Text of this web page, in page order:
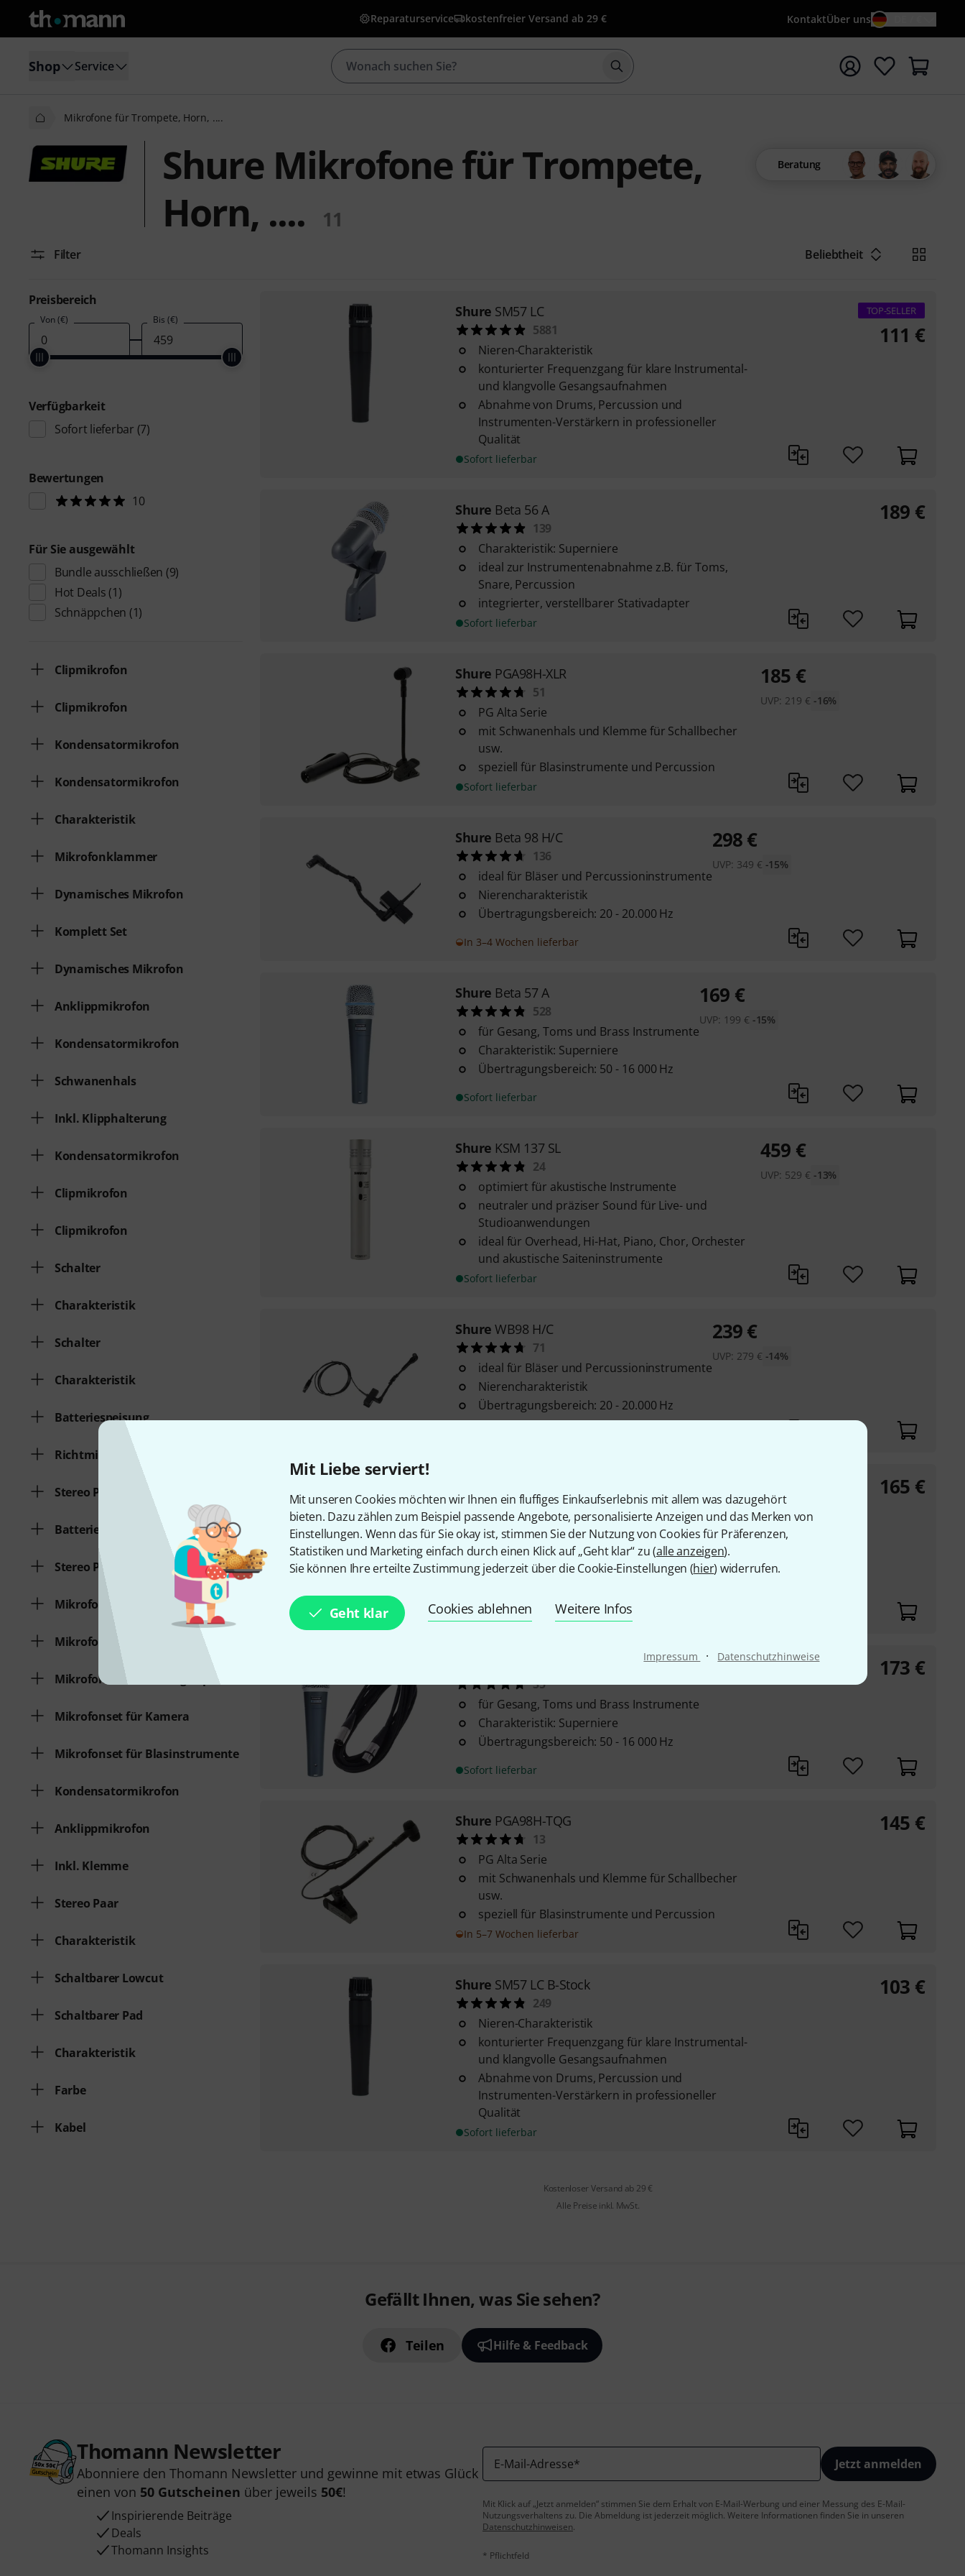
Mit Liebe serviert!
Mit unseren Cookies möchten wir Ihnen ein fluffiges Einkaufserlebnis mit allem was dazugehört
bieten. Dazu zählen zum Beispiel passende Angebote, personalisierte Anzeigen und das Merken von
Einstellungen. Wenn das für Sie okay ist, stimmen Sie der Nutzung von Cookies für Präferenzen,
Statistiken und Marketing einfach durch einen Klick auf „Geht klar“ zu (alle anzeigen).
Sie können Ihre erteilte Zustimmung jederzeit über die Cookie-Einstellungen (hier) widerrufen.
Geht klar Cookies ablehnen Weitere Infos
Impressum · Datenschutzhinweise
Reparaturservice kostenfreier Versand ab 29 € KontaktÜber uns
Shop Service Suche mit Suchwort {searchTerm} starten
Mikrofone für Trompete, Horn, ....
Shure Mikrofone für Trompete,
Horn, ....
11
Beratung
Filter Beliebtheit
Preisbereich
Von (€) Bis (€)
Verfügbarkeit
Sofort lieferbar (7)
Bewertungen
10
Für Sie ausgewählt
Bundle ausschließen (9)
Hot Deals (1)
Schnäppchen (1)
Clipmikrofon
Clipmikrofon
Kondensatormikrofon
Kondensatormikrofon
Charakteristik
Mikrofonklammer
Dynamisches Mikrofon
Komplett Set
Dynamisches Mikrofon
Anklippmikrofon
Kondensatormikrofon
Schwanenhals
Inkl. Klipphalterung
Kondensatormikrofon
Clipmikrofon
Clipmikrofon
Schalter
Charakteristik
Schalter
Charakteristik
Batteriespeisung
Richtmikrofon
Stereo Paar
Batteriespeisung
Stereo Paar
Mikrofonset für Gitarre
Mikrofonset für Drums
Mikrofonset für Gesang / Sprache
Mikrofonset für Kamera
Mikrofonset für Blasinstrumente
Kondensatormikrofon
Anklippmikrofon
Inkl. Klemme
Stereo Paar
Charakteristik
Schaltbarer Lowcut
Schaltbarer Pad
Charakteristik
Farbe
Kabel
Shure SM57 LC
5881
Nieren-Charakteristik
konturierter Frequenzgang für klare Instrumental-
und klangvolle Gesangsaufnahmen
Abnahme von Drums, Percussion und
Instrumenten-Verstärkern in professioneller
Qualität
Sofort lieferbar
TOP-SELLER
111 €
Shure Beta 56 A
139
Charakteristik: Superniere
ideal zur Instrumentenabnahme z.B. für Toms,
Snare, Percussion
integrierter, verstellbarer Stativadapter
Sofort lieferbar
189 €
Shure PGA98H-XLR
51
PG Alta Serie
mit Schwanenhals und Klemme für Schallbecher
usw.
speziell für Blasinstrumente und Percussion
Sofort lieferbar
185 €
UVP: 219 € -16%
Shure Beta 98 H/C
136
ideal für Bläser und Percussioninstrumente
Nierencharakteristik
Übertragungsbereich: 20 - 20.000 Hz
In 3–4 Wochen lieferbar
298€
UVP: 349 € -15%
Shure Beta 57 A
528
für Gesang, Toms und Brass Instrumente
Charakteristik: Superniere
Übertragungsbereich: 50 - 16 000 Hz
Sofort lieferbar
169 €
UVP: 199 € -15%
Shure KSM 137 SL
24
optimiert für akustische Instrumente
neutraler und präziser Sound für Live- und
Studioanwendungen
ideal für Overhead, Hi-Hat, Piano, Chor, Orchester
und akustische Saiteninstrumente
Sofort lieferbar
459 €
UVP: 529 € -13%
Shure WB98 H/C
71
ideal für Bläser und Percussioninstrumente
Nierencharakteristik
Übertragungsbereich: 20 - 20.000 Hz
239€
UVP: 279 € -14%
Nieren-Charakteristik
konturierter Frequenzgang für klare Instrumental-
und klangvolle Gesangsaufnahmen
Abnahme von Drums, Percussion und
Instrumenten-Verstärkern in professioneller
In 2–3 Wochen lieferbar
165 €
35
für Gesang, Toms und Brass Instrumente
Charakteristik: Superniere
Übertragungsbereich: 50 - 16 000 Hz
Sofort lieferbar
173 €
Shure PGA98H-TQG
13
PG Alta Serie
mit Schwanenhals und Klemme für Schallbecher
usw.
speziell für Blasinstrumente und Percussion
In 5–7 Wochen lieferbar
145 €
Shure SM57 LC B-Stock
249
Nieren-Charakteristik
konturierter Frequenzgang für klare Instrumental-
und klangvolle Gesangsaufnahmen
Abnahme von Drums, Percussion und
Instrumenten-Verstärkern in professioneller
Qualität
Sofort lieferbar
103 €
Kostenloser Versand ab 29 €
Alle Preise inkl. MwSt.
Gefällt Ihnen, was Sie sehen?
Teilen Hilfe & Feedback
Thomann Newsletter
Abonniere den Thomann Newsletter und gewinne mit etwas Glück
einen von 50 Gutscheinen über jeweils 50€!
Inspirierende Beiträge
Deals
Thomann Insights
E-Mail-Adresse* Jetzt anmelden
Mit Klick auf „Jetzt anmelden“ stimmen Sie dem Erhalt von E-Mail-Werbung und einer Messung des E-Mail-
Nutzungsverhaltens zu. Die Abmeldung ist jederzeit möglich. Weitere Informationen finden Sie in unseren
Datenschutzhinweisen.
* Pflichtfeld